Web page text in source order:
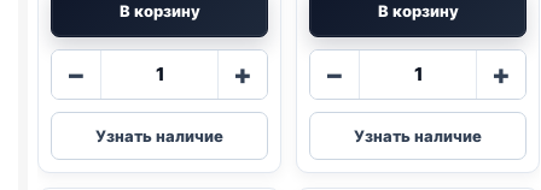
В корзину
−
Количество
TitBit
Золотая
коллекция
+
Узнать наличие
В корзину
−
Количество
TitBit
колбаса
(КАЛЬЯРИ)
+
Узнать наличие